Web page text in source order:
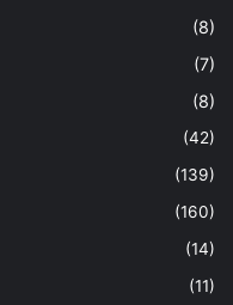
(8)
(7)
(8)
(42)
(139)
(160)
(14)
(11)